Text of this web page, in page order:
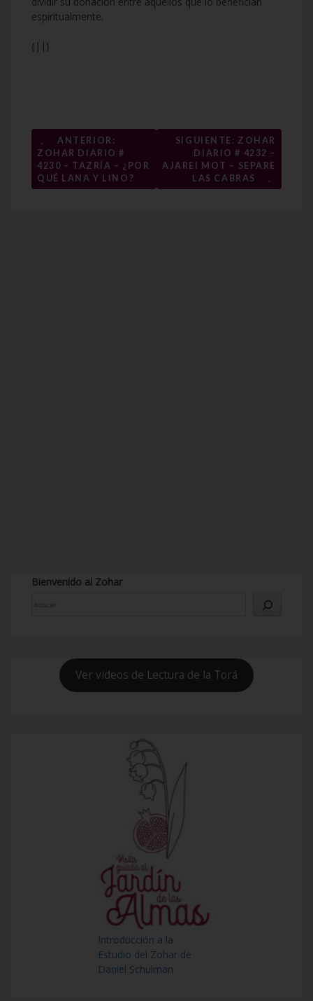
espiritualmente.
{||}
Navegación
de
entradas
←
ANTERIOR:
ZOHAR DIARIO #
4230 – TAZRÍA – ¿POR
QUÉ LANA Y LINO?
SIGUIENTE: ZOHAR
DIARIO # 4232 –
AJAREI MOT – SEPARE
LAS CABRAS
→
Bienvenido al Zohar
Ver videos de Lectura de la Torá
Introducción a la
Estudio del Zohar de
Daniel Schulman